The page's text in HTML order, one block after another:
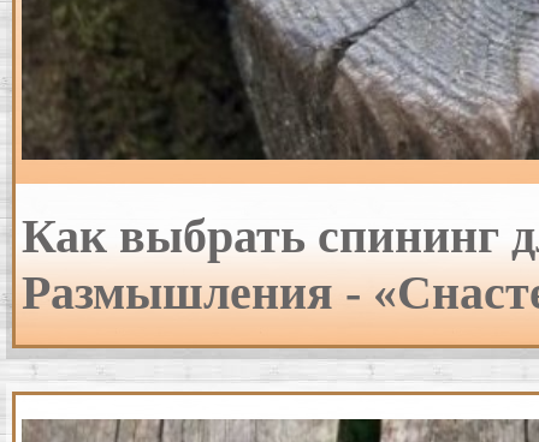
Как выбрать спининг
Размышления -